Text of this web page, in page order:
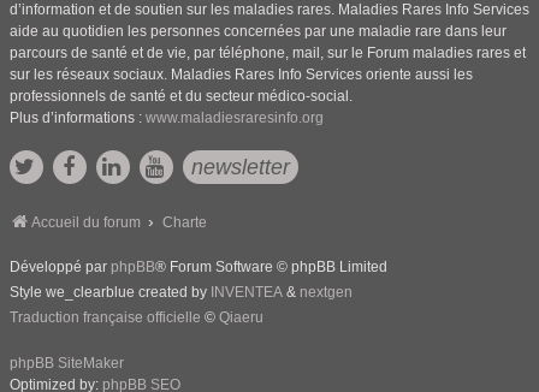
d’information et de soutien sur les maladies rares. Maladies Rares Info Services
aide au quotidien les personnes concernées par une maladie rare dans leur
parcours de santé et de vie, par téléphone, mail, sur le Forum maladies rares et
sur les réseaux sociaux. Maladies Rares Info Services oriente aussi les
professionnels de santé et du secteur médico-social.
Plus d’informations : www.maladiesraresinfo.org
newsletter
Accueil du forum Charte
Développé par phpBB® Forum Software © phpBB Limited
Style we_clearblue created by INVENTEA & nextgen
Traduction française officielle © Qiaeru
phpBB SiteMaker
Optimized by: phpBB SEO